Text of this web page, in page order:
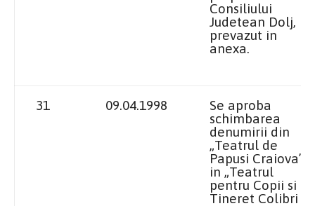
Consiliului
Judetean Dolj,
prevazut in
anexa.
31 09.04.1998
Se aproba
schimbarea
denumirii din
„Teatrul de
Papusi Craiova”
in „Teatrul
pentru Copii si
Tineret Colibri